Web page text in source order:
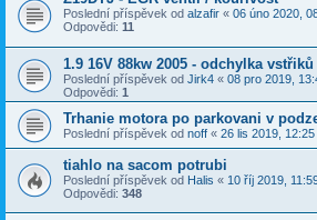
Poslední příspěvek od alzafir « 06 úno 2020,
Odpovědi: 11
1.9 16V 88kw 2005 - odchylka vstřiků
Poslední příspěvek od Jirk4 « 08 pro 2019,
Odpovědi: 1
Trhanie motora po parkovani v
Poslední příspěvek od noff « 26 lis 2019, 12:25
tiahlo na sacom potrubi
Poslední příspěvek od Halis « 10 říj 2019,
Odpovědi: 348